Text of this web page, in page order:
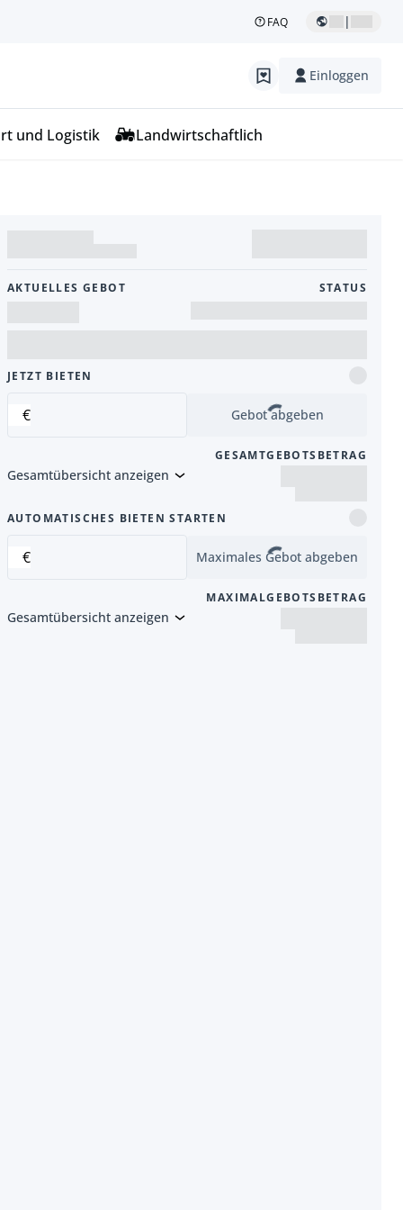
FAQ |
Einloggen
und Logistik Landwirtschaftlich
AKTUELLES GEBOT STATUS
JETZT BIETEN
€ Gebot abgeben
GESAMTGEBOTSBETRAG
Gesamtübersicht anzeigen
AUTOMATISCHES BIETEN STARTEN
€ Maximales Gebot abgeben
MAXIMALGEBOTSBETRAG
Gesamtübersicht anzeigen